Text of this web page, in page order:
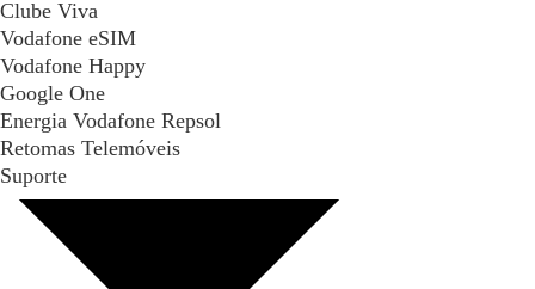
Clube Viva
Vodafone eSIM
Vodafone Happy
Google One
Energia Vodafone Repsol
Retomas Telemóveis
Suporte